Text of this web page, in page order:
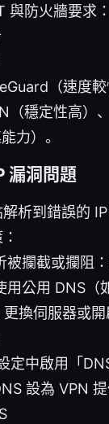
與防火牆要求
（速度較
（穩定性高）
力）。
漏洞問題
解析到錯誤的
被攔截或攔阻
公用 DNS（
更換伺服器或
定中啟用「
設為 VPN